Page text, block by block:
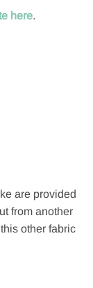
here.
are provided
from another
other fabric